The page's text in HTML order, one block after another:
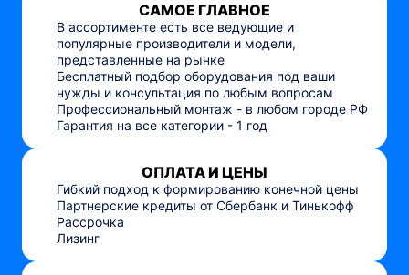
САМОЕ ГЛАВНОЕ
В ассортименте есть все ведующие и
популярные производители и модели,
представленные на рынке
Бесплатный подбор оборудования под ваши
нужды и консультация по любым вопросам
Профессиональный монтаж - в любом городе РФ
Гарантия на все категории - 1 год
ОПЛАТА И ЦЕНЫ
Гибкий подход к формированию конечной цены
Партнерские кредиты от Сбербанк и Тинькофф
Рассрочка
Лизинг